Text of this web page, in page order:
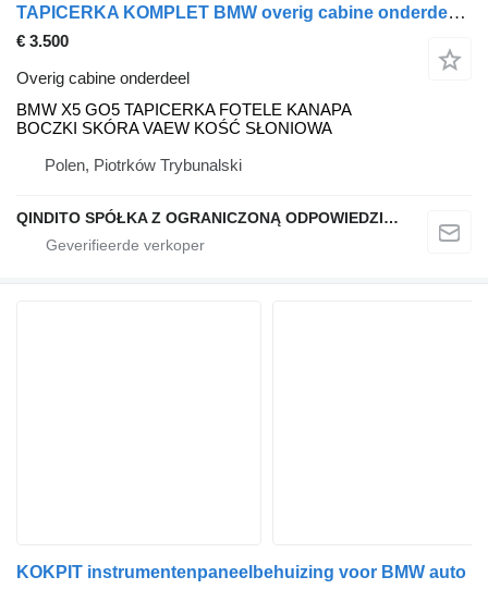
TAPICERKA KOMPLET BMW overig cabine onderdeel voor BMW X5 GO5 auto
€ 3.500
Overig cabine onderdeel
BMW X5 GO5 TAPICERKA FOTELE KANAPA
BOCZKI SKÓRA VAEW KOŚĆ SŁONIOWA
Polen, Piotrków Trybunalski
QINDITO SPÓŁKA Z OGRANICZONĄ ODPOWIEDZIALNOŚCIĄ
KOKPIT instrumentenpaneelbehuizing voor BMW auto